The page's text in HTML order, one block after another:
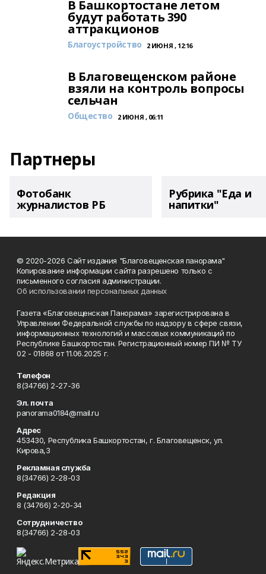
В Башкортостане летом
будут работать 390
аттракционов
Благоустройство 2 ИЮНЯ , 12:16
В Благовещенском районе
взяли на контроль вопросы
сельчан
Общество 2 ИЮНЯ , 06:11
Партнеры
Фотобанк
журналистов РБ
Рубрика "Еда и
напитки"
© 2020-2026 Сайт издания "Благовещенская панорама"
Копирование информации сайта разрешено только с
письменного согласия администрации.
Об использовании персональных данных
Газета «Благовещенская Панорама» зарегистрирована в
Управлении Федеральной службы по надзору в сфере связи,
информационных технологий и массовых коммуникаций по
Республике Башкортостан. Регистрационный номер ПИ № ТУ
02 - 01868 от 11.06.2025 г.
Телефон
8(34766) 2-27-36
Эл. почта
panorama0184@mail.ru
Адрес
453430, Республика Башкортостан, г. Благовещенск, ул.
Кирова,3
Рекламная служба
8(34766) 2-28-03
Редакция
8 (34766) 2-20-34
Сотрудничество
8(34766) 2-28-03